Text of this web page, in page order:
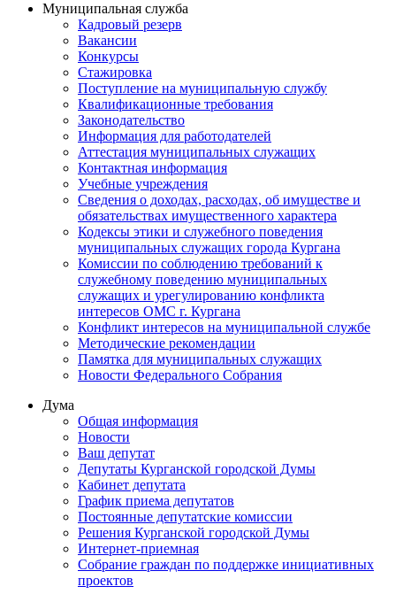
Муниципальная служба
Кадровый резерв
Вакансии
Конкурсы
Стажировка
Поступление на муниципальную службу
Квалификационные требования
Законодательство
Информация для работодателей
Аттестация муниципальных служащих
Контактная информация
Учебные учреждения
Сведения о доходах, расходах, об имуществе и
обязательствах имущественного характера
Кодексы этики и служебного поведения
муниципальных служащих города Кургана
Комиссии по соблюдению требований к
служебному поведению муниципальных
служащих и урегулированию конфликта
интересов ОМС г. Кургана
Конфликт интересов на муниципальной службе
Методические рекомендации
Памятка для муниципальных служащих
Новости Федерального Cобрания
Дума
Общая информация
Новости
Ваш депутат
Депутаты Курганской городской Думы
Кабинет депутата
График приема депутатов
Постоянные депутатские комиссии
Решения Курганской городской Думы
Интернет-приемная
Собрание граждан по поддержке инициативных
проектов